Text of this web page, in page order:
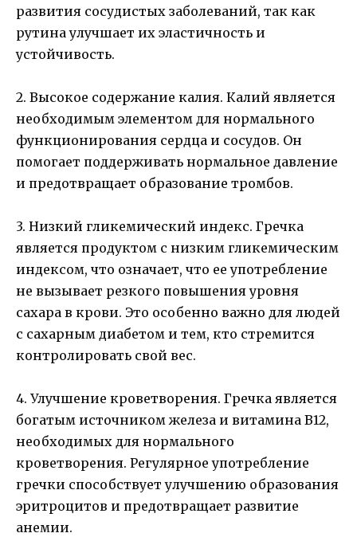
развития сосудистых заболеваний, так как
рутина улучшает их эластичность и
устойчивость.
2. Высокое содержание калия. Калий является
необходимым элементом для нормального
функционирования сердца и сосудов. Он
помогает поддерживать нормальное давление
и предотвращает образование тромбов.
3. Низкий гликемический индекс. Гречка
является продуктом с низким гликемическим
индексом, что означает, что ее употребление
не вызывает резкого повышения уровня
сахара в крови. Это особенно важно для людей
с сахарным диабетом и тем, кто стремится
контролировать свой вес.
4. Улучшение кроветворения. Гречка является
богатым источником железа и витамина В12,
необходимых для нормального
кроветворения. Регулярное употребление
гречки способствует улучшению образования
эритроцитов и предотвращает развитие
анемии.